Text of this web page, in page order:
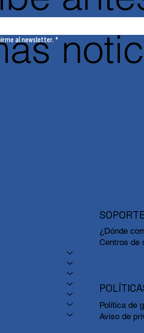
al newsletter. *
¿Dónde
Centros de
Política de
Aviso de